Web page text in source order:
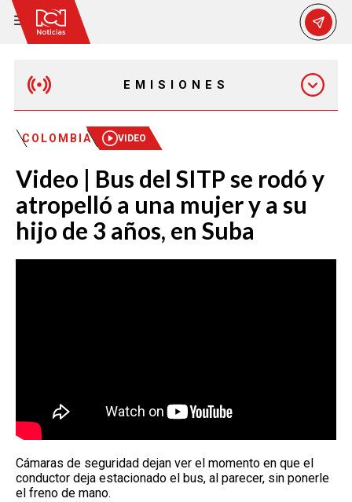
EMISIONES
EMISIÓN 12:30 PM
EMISIÓN 7:00 PM
COLOMBIA VIDEO
Video | Bus del SITP se rodó y
atropelló a una mujer y a su
hijo de 3 años, en Suba
Cámaras de seguridad dejan ver el momento en que el
conductor deja estacionado el bus, al parecer, sin ponerle
el freno de mano.